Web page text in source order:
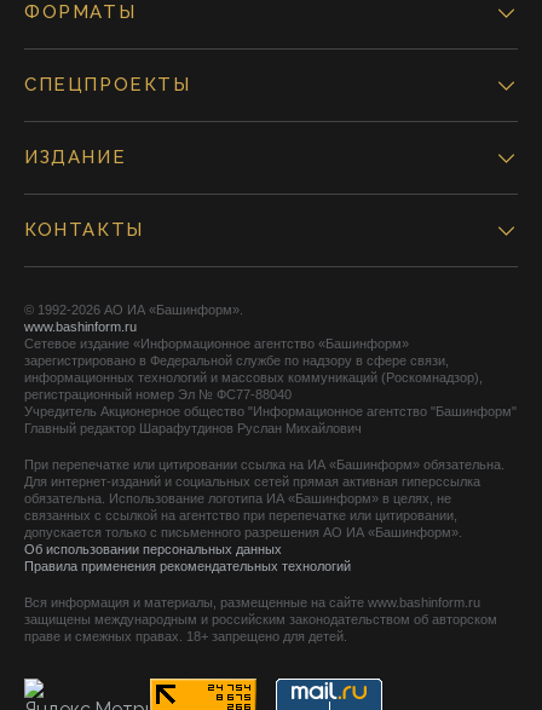
ФОРМАТЫ
СПЕЦПРОЕКТЫ
ИЗДАНИЕ
КОНТАКТЫ
© 1992-2026 АО ИА «Башинформ».
www.bashinform.ru
Сетевое издание «Информационное агентство «Башинформ»
зарегистрировано в Федеральной службе по надзору в сфере связи,
информационных технологий и массовых коммуникаций (Роскомнадзор),
регистрационный номер Эл № ФС77-88040
Учредитель Акционерное общество "Информационное агентство "Башинформ"
Главный редактор Шарафутдинов Руслан Михайлович
При перепечатке или цитировании ссылка на ИА «Башинформ» обязательна.
Для интернет-изданий и социальных сетей прямая активная гиперссылка
обязательна. Использование логотипа ИА «Башинформ» в целях, не
связанных с ссылкой на агентство при перепечатке или цитировании,
допускается только с письменного разрешения АО ИА «Башинформ».
Об использовании персональных данных
Правила применения рекомендательных технологий
Вся информация и материалы, размещенные на сайте www.bashinform.ru
защищены международным и российским законодательством об авторском
праве и смежных правах. 18+ запрещено для детей.